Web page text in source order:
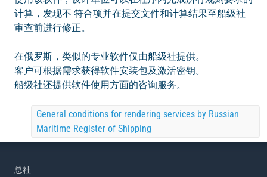
计算，发现不 符合项并在提交文件和计算结果至船级社
审查前进行修正。
在俄罗斯，类似的专业软件仅由船级社提供。
客户可根据需求获得软件安装包及激活密钥。
船级社还提供软件使用方面的咨询服务。
General conditions for rendering services by Russian
Maritime Register of Shipping
总社